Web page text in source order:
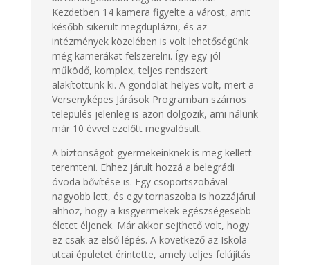
Kezdetben 14 kamera figyelte a várost, amit
később sikerült megduplázni, és az
intézmények közelében is volt lehetőségünk
még kamerákat felszerelni. Így egy jól
működő, komplex, teljes rendszert
alakítottunk ki. A gondolat helyes volt, mert a
Versenyképes Járások Programban számos
település jelenleg is azon dolgozik, ami nálunk
már 10 évvel ezelőtt megvalósult.
A biztonságot gyermekeinknek is meg kellett
teremteni. Ehhez járult hozzá a belegrádi
óvoda bővítése is. Egy csoportszobával
nagyobb lett, és egy tornaszoba is hozzájárul
ahhoz, hogy a kisgyermekek egészségesebb
életet éljenek. Már akkor sejthető volt, hogy
ez csak az első lépés. A következő az Iskola
utcai épületet érintette, amely teljes felújítás